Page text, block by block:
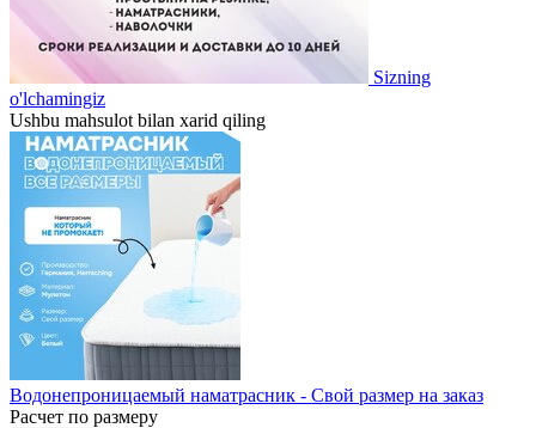
Sizning
o'lchamingiz
Ushbu mahsulot bilan xarid qiling
Водонепроницаемый наматрасник - Свой размер на заказ
Расчет по размеру